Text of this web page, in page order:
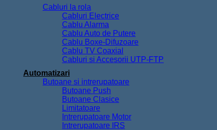
Cabluri la rola
Cabluri Electrice
Cablu Alarma
Cablu Auto de Putere
Cablu Boxe-Difuzoare
Cablu TV Coaxial
Cabluri si Accesorii UTP-FTP
Automatizari
Butoane si intrerupatoare
Butoane Push
Butoane Clasice
Limitatoare
Intrerupatoare Motor
Intrerupatoare IRS